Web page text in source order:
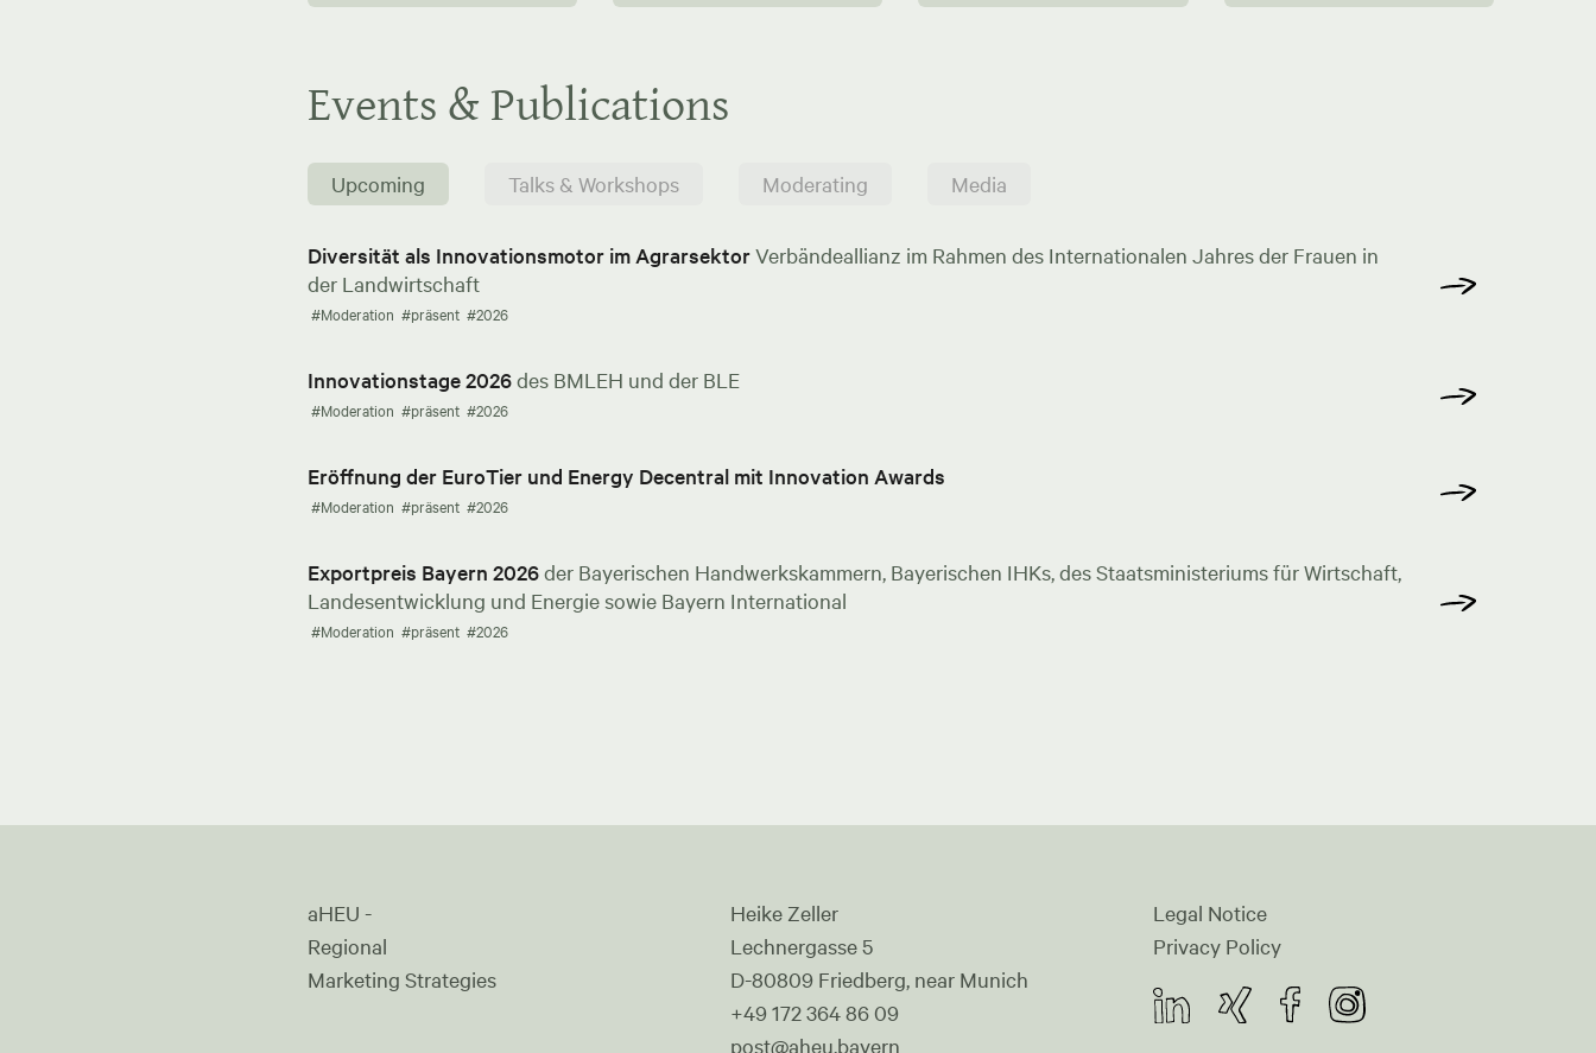
Events & Publications
Upcoming Talks & Workshops Moderating Media
Diversität als Innovationsmotor im AgrarsektorVerbändeallianz im Rahmen des Internationalen Jahres der Frauen in
der Landwirtschaft
#Moderation #präsent #2026
Innovationstage 2026des BMLEH und der BLE
#Moderation #präsent #2026
Eröffnung der EuroTier und Energy Decentral mit Innovation Awards
#Moderation #präsent #2026
Exportpreis Bayern 2026der Bayerischen Handwerkskammern, Bayerischen IHKs, des Staatsministeriums für Wirtschaft,
Landesentwicklung und Energie sowie Bayern International
#Moderation #präsent #2026
aHEU -
Regional
Marketing Strategies
Heike Zeller
Lechnergasse 5
D-80809 Friedberg, near Munich
+49 172 364 86 09
post@aheu.bayern
Legal Notice
Privacy Policy